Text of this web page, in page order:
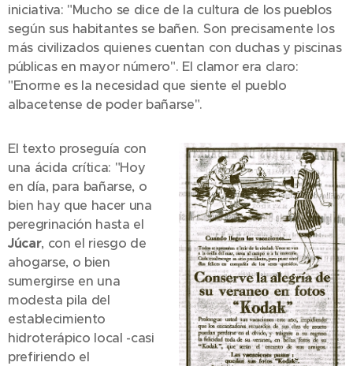
iniciativa: "Mucho se dice de la cultura de los pueblos
según sus habitantes se bañen. Son precisamente los
más civilizados quienes cuentan con duchas y piscinas
públicas en mayor número". El clamor era claro:
"Enorme es la necesidad que siente el pueblo
albacetense de poder bañarse".
El texto proseguía con
una ácida crítica: "Hoy
en día, para bañarse, o
bien hay que hacer una
peregrinación hasta el
Júcar, con el riesgo de
ahogarse, o bien
sumergirse en una
modesta pila del
establecimiento
hidroterápico local -casi
prefiriendo el